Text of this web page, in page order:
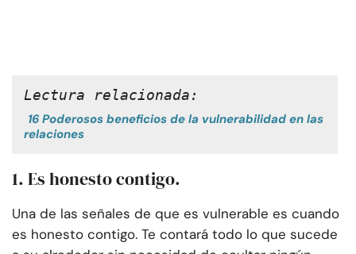
Lectura relacionada:
16 Poderosos beneficios de la vulnerabilidad en las
relaciones
1. Es honesto contigo.
Una de las señales de que es vulnerable es cuando
es honesto contigo. Te contará todo lo que sucede